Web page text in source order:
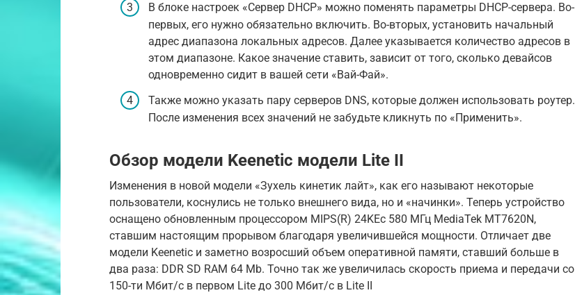
В блоке настроек «Сервер DHCP» можно поменять параметры DHCP-сервера. Во-
первых, его нужно обязательно включить. Во-вторых, установить начальный
адрес диапазона локальных адресов. Далее указывается количество адресов в
этом диапазоне. Какое значение ставить, зависит от того, сколько девайсов
одновременно сидит в вашей сети «Вай-Фай».
Также можно указать пару серверов DNS, которые должен использовать роутер.
После изменения всех значений не забудьте кликнуть по «Применить».
Обзор модели Keenetic модели Lite II
Изменения в новой модели «Зухель кинетик лайт», как его называют некоторые
пользователи, коснулись не только внешнего вида, но и «начинки». Теперь устройство
оснащено обновленным процессором MIPS(R) 24KEc 580 МГц MediaTek MT7620N,
ставшим настоящим прорывом благодаря увеличившейся мощности. Отличает две
модели Keenetic и заметно возросший объем оперативной памяти, ставший больше в
два раза: DDR SD RAM 64 Mb. Точно так же увеличилась скорость приема и передачи со
150-ти Мбит/с в первом Lite до 300 Мбит/с в Lite II